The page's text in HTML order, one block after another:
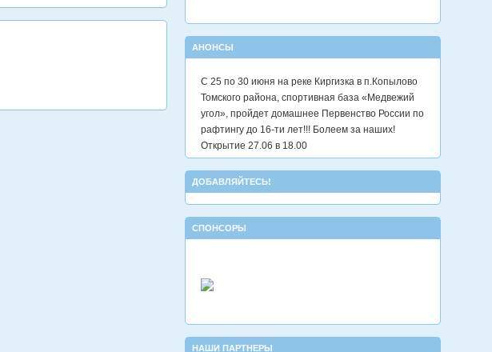
АНОНСЫ
С 25 по 30 июня на реке Киргизка в п.Копылово
Томского района, спортивная база «Медвежий
угол», пройдет домашнее Первенство России по
рафтингу до 16-ти лет!!! Болеем за наших!
Открытие 27.06 в 18.00
ДОБАВЛЯЙТЕСЬ!
СПОНСОРЫ
НАШИ ПАРТНЕРЫ